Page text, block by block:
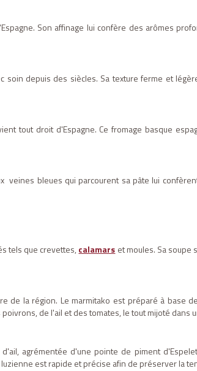
Son affinage lui confère des arômes
depuis des siècles. Sa texture ferme et
tout droit d'Espagne. Ce fromage basque
bleues qui parcourent sa pâte lui
tels que crevettes, calamars et moules. Sa
de la région. Le marmitako est préparé à base
de l'ail et des tomates, le tout mijoté dans
agrémentée d'une pointe de piment
est rapide et précise afin de préserver la